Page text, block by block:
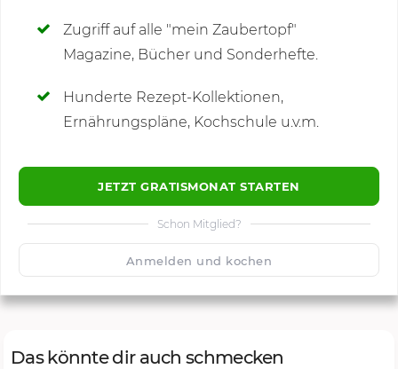
Zugriff auf alle "mein Zaubertopf"
Magazine, Bücher und Sonderhefte.
Hunderte Rezept-Kollektionen,
Ernährungspläne, Kochschule u.v.m.
JETZT GRATISMONAT STARTEN
Schon Mitglied?
Anmelden und kochen
Kommentare
🙂 1500 Speichern
Das könnte dir auch schmecken